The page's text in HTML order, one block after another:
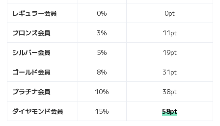
レギュラー会員 0％ 0pt
ブロンズ会員 3％ 11pt
シルバー会員 5％ 19pt
ゴールド会員 8％ 31pt
プラチナ会員 10％ 38pt
ダイヤモンド会員 15％ 58pt